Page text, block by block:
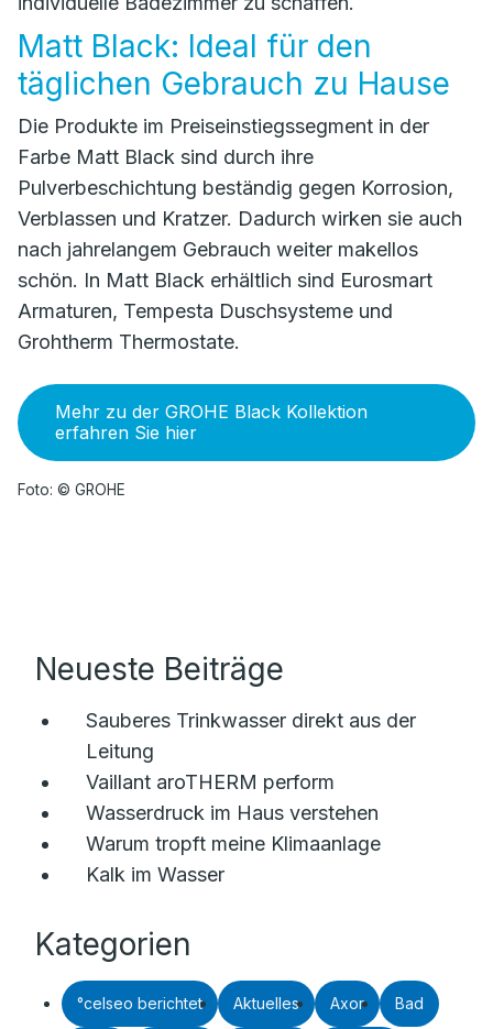
Matt Black: Ideal für den
täglichen Gebrauch zu Hause
Die Produkte im Preiseinstiegssegment in der
Farbe Matt Black sind durch ihre
Pulverbeschichtung beständig gegen Korrosion,
Verblassen und Kratzer. Dadurch wirken sie auch
nach jahrelangem Gebrauch weiter makellos
schön. In Matt Black erhältlich sind Eurosmart
Armaturen, Tempesta Duschsysteme und
Grohtherm Thermostate.
Mehr zu der GROHE Black Kollektion
erfahren Sie hier
Foto: © GROHE
Neueste Beiträge
Sauberes Trinkwasser direkt aus der
Leitung
Vaillant aroTHERM perform
Wasserdruck im Haus verstehen
Warum tropft meine Klimaanlage
Kalk im Wasser
Kategorien
°celseo berichtet Aktuelles Axor Bad